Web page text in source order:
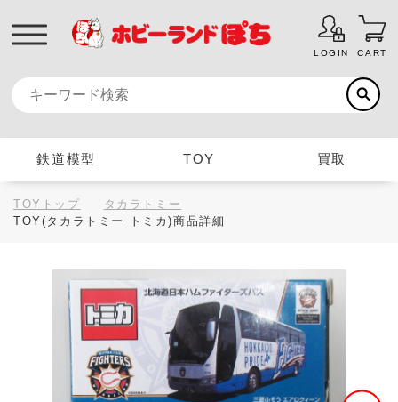
LOGIN CART
鉄道模型 TOY 買取
TOYトップ
タカラトミー
TOY(タカラトミー トミカ)商品詳細